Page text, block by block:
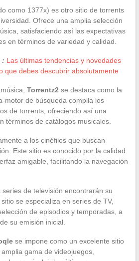
como 1377x) es otro sitio de torrents
Ofrece una amplia selección
satisfaciendo así las expectativas
en términos de variedad y calidad.
: Las últimas tendencias y novedades
que debes descubrir absolutamente
Torrentz2 se destaca como la
motor de búsqueda compila los
de torrents, ofreciendo así una
términos de catálogos musicales.
a los cinéfilos que buscan
Este sitio es conocido por la calidad
amigable, facilitando la navegación
de televisión encontrarán su
se especializa en series de TV,
de episodios y temporadas, a
su emisión inicial.
se impone como un excelente sitio
gama de videojuegos,